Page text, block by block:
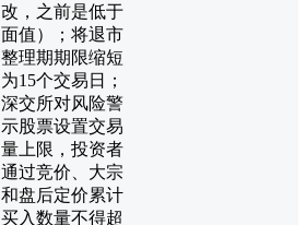
改，之前是低于
面值）；将退市
整理期期限缩短
为15个交易日；
深交所对风险警
示股票设置交易
量上限，投资者
通过竞价、大宗
和盘后定价累计
买入数量不得超